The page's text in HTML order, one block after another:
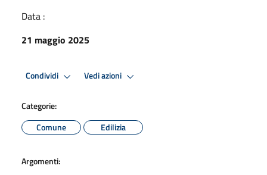
Data :
21 maggio 2025
Condividi Vedi azioni
Categorie:
Comune
Edilizia
Argomenti: